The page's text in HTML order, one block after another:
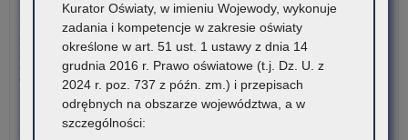
Dane ostateczne – Rządowy program pomocy uczniom
niepełnosprawnym w formie dofinansowania zakupu
podręczników, materiałów edukacyjnych i materiałów
ćwiczeniowych (wyprawka szkolna)
W związku z harmonogramem realizacji Rządowego programu
pomocy uczniom niepełnosprawnym…
Kurator Oświaty, w imieniu Wojewody, wykonuje
zadania i kompetencje w zakresie oświaty
określone w art. 51 ust. 1 ustawy z dnia 14
grudnia 2016 r. Prawo oświatowe (t.j. Dz. U. z
2024 r. poz. 737 z późn. zm.) i przepisach
odrębnych na obszarze województwa, a w
szczególności: